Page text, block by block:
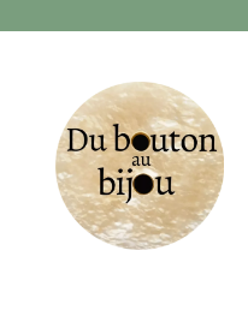
Aller
à
la
navigation
Aller
au
contenu